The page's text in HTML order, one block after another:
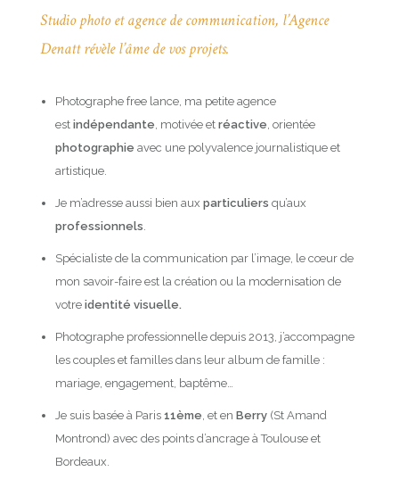
Studio photo et agence de communication, l’Agence
Denatt révèle l’âme de vos projets.
Photographe free lance, ma petite agence
est indépendante , motivée et réactive , orientée
photographie avec une polyvalence journalistique et
artistique.
Je m’adresse aussi bien aux particuliers qu’aux
professionnels
Spécialiste de la communication par l’image, le cœur de
mon savoir-faire est la création ou la modernisation de
votre identité visuelle.
Photographe professionnelle depuis 2013, j’accompagne
les couples et familles dans leur album de famille :
mariage, engagement, baptême…
Je suis basée à Paris 11ème , et en Berry(St Amand
Montrond) avec des points d’ancrage à Toulouse et
Bordeaux.